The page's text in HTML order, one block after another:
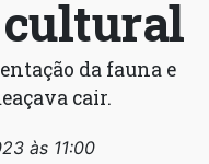
da fauna e
cair.
às 11:00